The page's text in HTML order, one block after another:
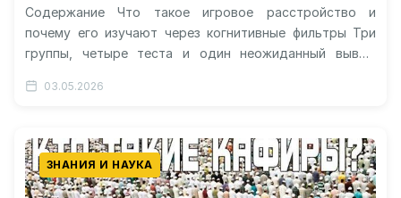
Содержание Что такое игровое расстройство и
почему его изучают через когнитивные фильтры Три
группы, четыре теста и один неожиданный вывод
03.05.2026
ЗНАНИЯ И НАУКА